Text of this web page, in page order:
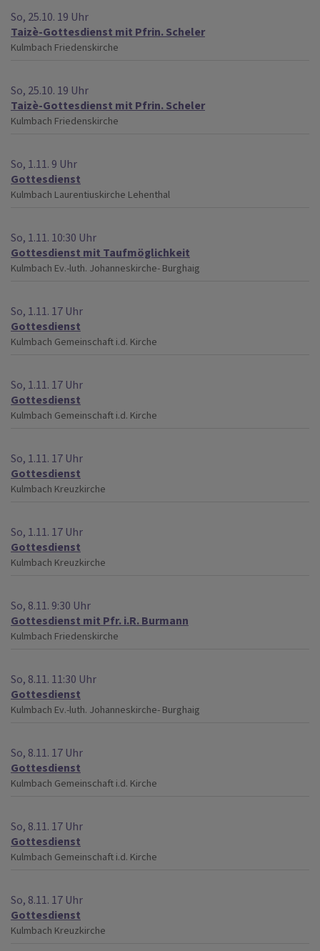
So, 25.10. 19 Uhr
Taizè-Gottesdienst mit Pfrin. Scheler
Kulmbach Friedenskirche
So, 25.10. 19 Uhr
Taizè-Gottesdienst mit Pfrin. Scheler
Kulmbach Friedenskirche
So, 1.11. 9 Uhr
Gottesdienst
Kulmbach Laurentiuskirche Lehenthal
So, 1.11. 10:30 Uhr
Gottesdienst mit Taufmöglichkeit
Kulmbach Ev.-luth. Johanneskirche- Burghaig
So, 1.11. 17 Uhr
Gottesdienst
Kulmbach Gemeinschaft i.d. Kirche
So, 1.11. 17 Uhr
Gottesdienst
Kulmbach Gemeinschaft i.d. Kirche
So, 1.11. 17 Uhr
Gottesdienst
Kulmbach Kreuzkirche
So, 1.11. 17 Uhr
Gottesdienst
Kulmbach Kreuzkirche
So, 8.11. 9:30 Uhr
Gottesdienst mit Pfr. i.R. Burmann
Kulmbach Friedenskirche
So, 8.11. 11:30 Uhr
Gottesdienst
Kulmbach Ev.-luth. Johanneskirche- Burghaig
So, 8.11. 17 Uhr
Gottesdienst
Kulmbach Gemeinschaft i.d. Kirche
So, 8.11. 17 Uhr
Gottesdienst
Kulmbach Gemeinschaft i.d. Kirche
So, 8.11. 17 Uhr
Gottesdienst
Kulmbach Kreuzkirche